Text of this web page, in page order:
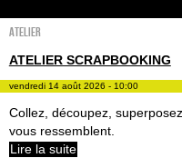
Atelier
ATELIER SCRAPBOOKING
vendredi 14 août 2026 - 10:00
Collez, découpez,
vous ressemblent.
Lire la suite